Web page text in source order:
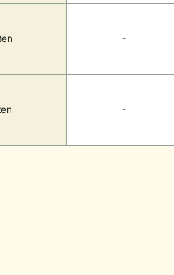
-
-